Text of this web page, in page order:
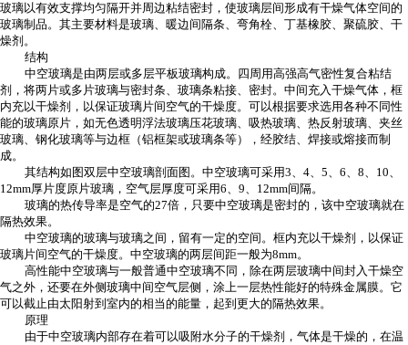
玻璃以有效支撑均匀隔开并周边粘结密封，使玻璃层间形成有干燥气体空间的
玻璃制品。其主要材料是玻璃、暖边间隔条、弯角栓、丁基橡胶、聚硫胶、干
燥剂。
结构
中空玻璃是由两层或多层平板玻璃构成。四周用高强高气密性复合粘结
剂，将两片或多片玻璃与密封条、玻璃条粘接、密封。中间充入干燥气体，框
内充以干燥剂，以保证玻璃片间空气的干燥度。可以根据要求选用各种不同性
能的玻璃原片，如无色透明浮法玻璃压花玻璃、吸热玻璃、热反射玻璃、夹丝
玻璃、钢化玻璃等与边框（铝框架或玻璃条等），经胶结、焊接或熔接而制
成。
其结构如图双层中空玻璃剖面图。中空玻璃可采用3、4、5、6、8、10、
12mm厚片度原片玻璃，空气层厚度可采用6、9、12mm间隔。
玻璃的热传导率是空气的27倍，只要中空玻璃是密封的，该中空玻璃就在
隔热效果。
中空玻璃的玻璃与玻璃之间，留有一定的空间。框内充以干燥剂，以保证
玻璃片间空气的干燥度。中空玻璃的两层间距一般为8mm。
高性能中空玻璃与一般普通中空玻璃不同，除在两层玻璃中间封入干燥空
气之外，还要在外侧玻璃中间空气层侧，涂上一层热性能好的特殊金属膜。它
可以截止由太阳射到室内的相当的能量，起到更大的隔热效果。
原理
由于中空玻璃内部存在着可以吸附水分子的干燥剂，气体是干燥的，在温